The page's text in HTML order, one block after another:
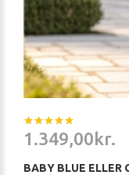
1.349,00kr.
BABY BLUE ELLER